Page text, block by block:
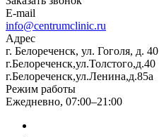
E-mail
info@centrumclinic.ru
Адрес
г. Белореченск, ул. Гоголя, д. 40
г.Белореченск,ул.Толстого,д.40
г.Белореченск,ул.Ленина,д.85а
Режим работы
Ежедневно, 07:00–21:00